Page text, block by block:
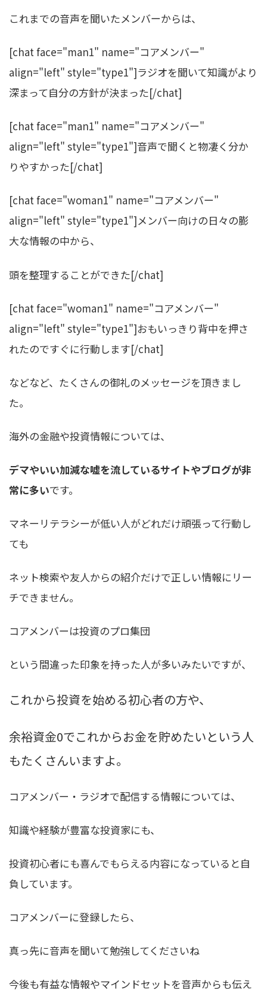
これまでの音声を聞いたメンバーからは、
[chat face="man1" name="コアメンバー"
align="left" style="type1"]ラジオを聞いて知識がより
深まって自分の方針が決まった[/chat]
[chat face="man1" name="コアメンバー"
align="left" style="type1"]音声で聞くと物凄く分か
りやすかった[/chat]
[chat face="woman1" name="コアメンバー"
align="left" style="type1"]メンバー向けの日々の膨
大な情報の中から、
頭を整理することができた[/chat]
[chat face="woman1" name="コアメンバー"
align="left" style="type1"]おもいっきり背中を押さ
れたのですぐに行動します[/chat]
などなど、たくさんの御礼のメッセージを頂きまし
た。
海外の金融や投資情報については、
デマやいい加減な嘘を流しているサイトやブログが非
常に多いです。
マネーリテラシーが低い人がどれだけ頑張って行動し
ても
ネット検索や友人からの紹介だけで正しい情報にリー
チできません。
コアメンバーは投資のプロ集団
という間違った印象を持った人が多いみたいですが、
これから投資を始める初心者の方や、
余裕資金0でこれからお金を貯めたいという人
もたくさんいますよ。
コアメンバー・ラジオで配信する情報については、
知識や経験が豊富な投資家にも、
投資初心者にも喜んでもらえる内容になっていると自
負しています。
コアメンバーに登録したら、
真っ先に音声を聞いて勉強してくださいね
今後も有益な情報やマインドセットを音声からも伝え